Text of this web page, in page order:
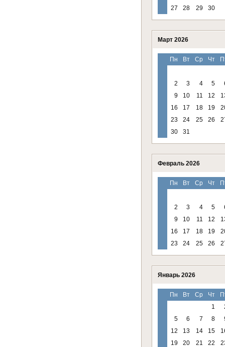
27
28 29 30
Март 2026
Пн Вт Ср Чт
2 3 4 5
9
10 11 12
16
17 18 19
23
24 25 26
30
31
Февраль 2026
Пн Вт Ср Чт
2 3 4 5
9
10 11 12
16
17 18 19
23
24 25 26
Январь 2026
Пн Вт Ср Чт
1
5
6 7 8
12
13 14 15
19
20 21 22